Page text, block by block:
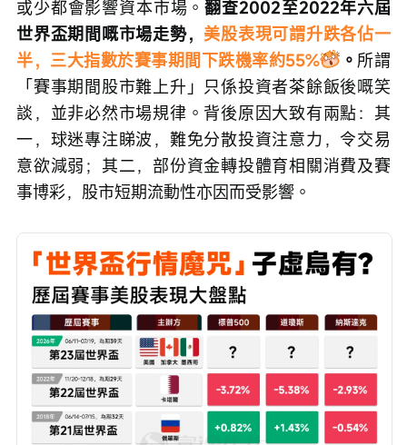
或少都會影響資本市場。翻查2002至2022年六屆
世界盃期間嘅市場走勢，美股表現可謂升跌各佔一
半，三大指數於賽事期間下跌機率約55%
。 所謂
「賽事期間股市難上升」只係投資者茶餘飯後嘅笑
談，並非必然市場規律。背後原因大致有兩點：其
一，球迷專注睇波，難免分散投資注意力，令交易
意欲減弱；其二，部份資金轉投體育相關消費及賽
事博彩，股市短期流動性亦因而受影響。